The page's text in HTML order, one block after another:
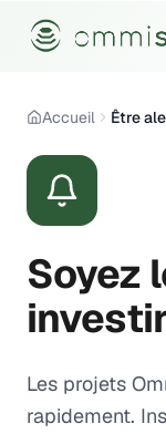
Accueil Être
Soyez
Les projets
rapidement.